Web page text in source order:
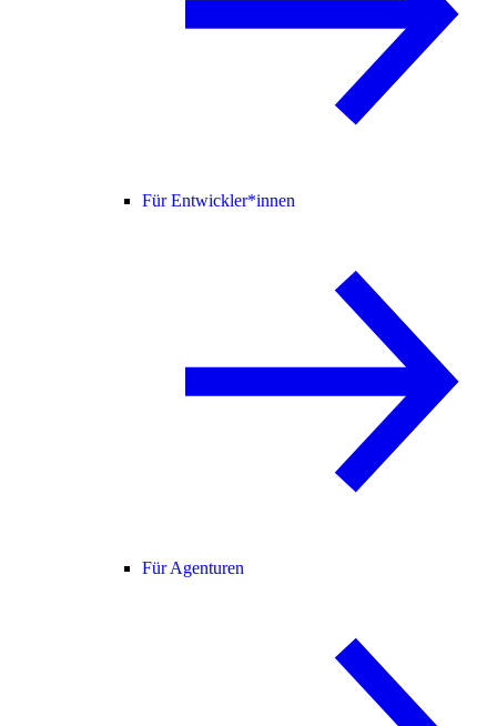
Für Entwickler*innen
Für Agenturen